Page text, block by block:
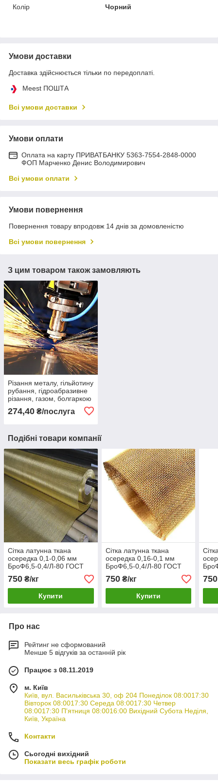
Колір
Чорний
Умови доставки
Доставка здійснюється тільки по передоплаті.
Meest ПОШТА
Всі умови доставки
Умови оплати
Оплата на карту ПРИВАТБАНКУ 5363-7554-2848-0000
ФОП Марченко Денис Володимирович
Всі умови оплати
Умови повернення
Повернення товару впродовж 14 днів за домовленістю
Всі умови повернення
З цим товаром також замовляють
Різання металу, гільйотину
рубання, гідроабразивне
різання, газом, болгаркою
274,40 ₴/послуга
Подібні товари компанії
Сітка латунна ткана
осередка 0,1-0,06 мм
БроФ6,5-0,4/Л-80 ГОСТ
6613-86
750 ₴/кг
Купити
Сітка латунна ткана
осередка 0,16-0,1 мм
БроФ6,5-0,4/Л-80 ГОСТ
6613-86
750₴/кг
Купити
750
Про нас
Рейтинг не сформований
Менше 5 відгуків за останній рік
Працює з 08.11.2019
м. Київ
Київ, вул. Васильківська 30, оф 204 Понеділок 08:0017:30
Вівторок 08:0017:30 Середа 08:0017:30 Четвер
08:0017:30 П'ятниця 08:0016:00 Вихідний Субота Неділя,
Київ, Україна
Контакти
Сьогодні вихідний
Показати весь графік роботи